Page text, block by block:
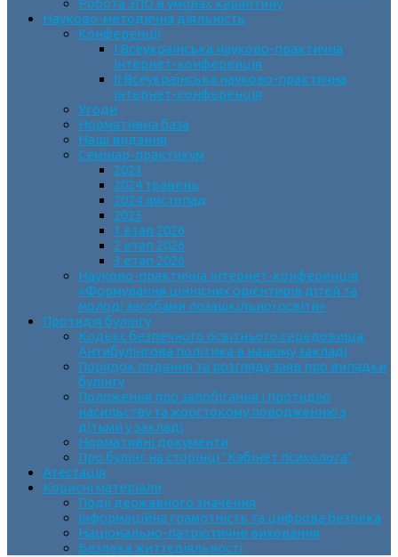
Робота ЗПО в умовах карантину
Науково-методична діяльність
Конференції
І Всеукраїнська науково-практична
інтернет-конференція
ІІ Всеукраїнська науково-практична
інтернет-конференція
Угоди
Нормативна база
Наші видання
Семінар-практикум
2023
2024 травень
2024 листопад
2025
1 етап 2026
2 етап 2026
3 етап 2026
Науково-практична інтернет-конференція
«Формування ціннісних орієнтирів дітей та
молоді засобами позашкільної освіти»
Протидія булінгу
Кодекс безпечного освітнього середовища.
Антибулінгова політика в нашому закладі
Порядок подання та розгляду заяв про випадки
булінгу
Положення про запобігання і протидію
насильству та жорстокому поводженню з
дітьми у закладі
Нормативні документи
Про булінг на сторінці “Кабінет психолога”
Атестація
Корисні матеріали
Події державного значення
Інформаційна грамотність та цифрова безпека
Національно-патріотичне виховання
Безпека життєдіяльності